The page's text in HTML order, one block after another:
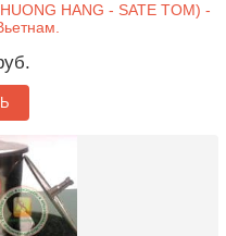
HANG - SATE TOM) -